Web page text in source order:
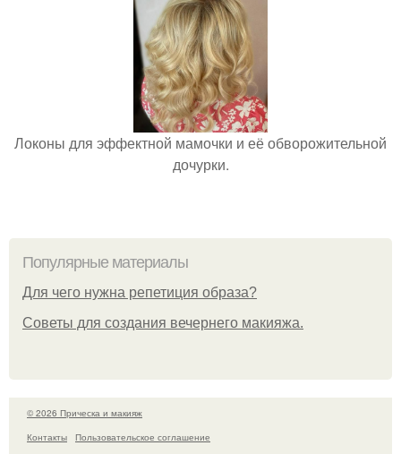
Локоны для эффектной мамочки и её обворожительной
дочурки.
Популярные материалы
Для чего нужна репетиция образа?
Советы для создания вечернего макияжа.
© 2026 Прическа и макияж
Контакты
Пользовательское соглашение